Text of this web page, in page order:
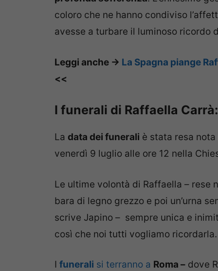
coloro che ne hanno condiviso
avesse a turbare il luminoso ricordo
Leggi anche -> La Spagna piange
<<
I funerali di Raffaella
La data dei funerali è stata resa
venerdì 9 luglio alle ore 12 nella
Le ultime volontà di Raffaella – rese
bara di legno grezzo e poi un’urna
scrive Japino – sempre unica e
così che noi tutti vogliamo ricordarla.
I funerali si terranno a Roma – dove